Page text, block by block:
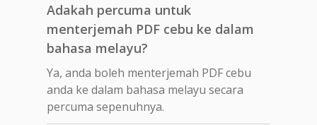
Adakah percuma untuk
menterjemah PDF cebu ke dalam
bahasa melayu?
Ya, anda boleh menterjemah PDF cebu
anda ke dalam bahasa melayu secara
percuma sepenuhnya.